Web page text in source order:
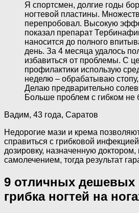
Я спортсмен, долгие годы
ногтевой пластины.
перепробовал. Высокую
показал препарат
наносится до полного
день. За 4 месяца удалось
избавиться от проблемы. С
профилактики использую
неделю – обрабатываю
Делаю предварительно
Больше проблем с гибком не
Вадим, 43 года, Саратов
Недорогие мази и крема
справиться с грибковой
дозировку, назначенную доктором,
самолечением, тогда результат
9 отличных дешевых
грибка ногтей на